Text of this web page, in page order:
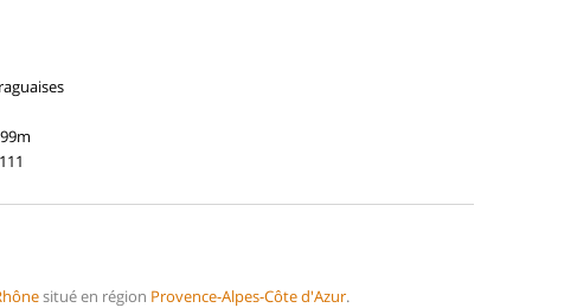
situé en région Provence-Alpes-Côte d'Azur.